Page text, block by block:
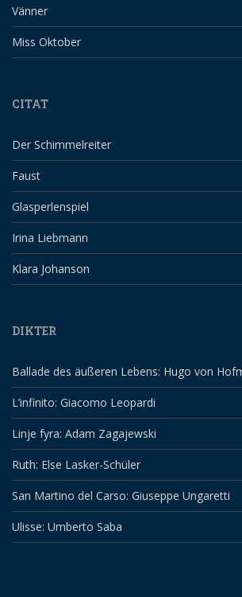
Vänner
Miss Oktober
CITAT
Der Schimmelreiter
Faust
Glasperlenspiel
Irina Liebmann
Klara Johanson
DIKTER
Ballade des äußeren Lebens: Hugo von
L’infinito: Giacomo Leopardi
Linje fyra: Adam Zagajewski
Ruth: Else Lasker-Schüler
San Martino del Carso: Giuseppe Ungaretti
Ulisse: Umberto Saba